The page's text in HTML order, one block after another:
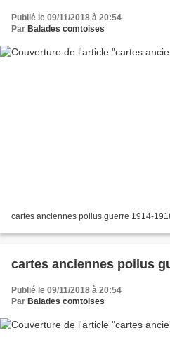
Publié le 09/11/2018 à 20:54
Par Balades comtoises
cartes anciennes poilus guerre 1914-
cartes anciennes poilus
Publié le 09/11/2018 à 20:54
Par Balades comtoises